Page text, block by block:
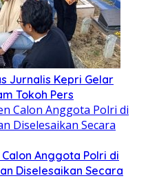
Jurnalis Kepri Gelar
Tokoh Pers
Anggota Polri di
Diselesaikan Secara